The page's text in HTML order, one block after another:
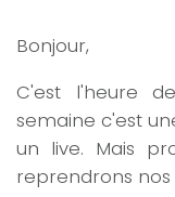
Bonjour,
C'est l'heure
semaine c'est
un live. Mais
reprendrons